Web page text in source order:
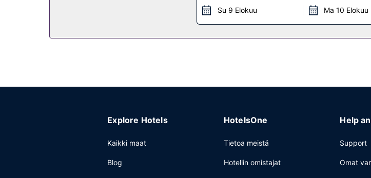
Käytössäsi on ilmaiset sanomalehdet aulassa, kuivapesula-/pesulapalvelut ja ympäri
Su 9 Elokuu Ma 10 Elokuu
Explore Hotels
Kaikki maat
Blog
HotelsOne
Tietoa meistä
Hotellin omistajat
Help
Support
Omat